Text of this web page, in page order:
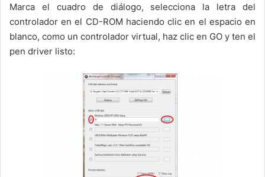
Marca el cuadro de diálogo, selecciona la letra del
controlador en el CD-ROM haciendo clic en el espacio en
blanco, como un controlador virtual, haz clic en GO y ten el
pen driver listo: